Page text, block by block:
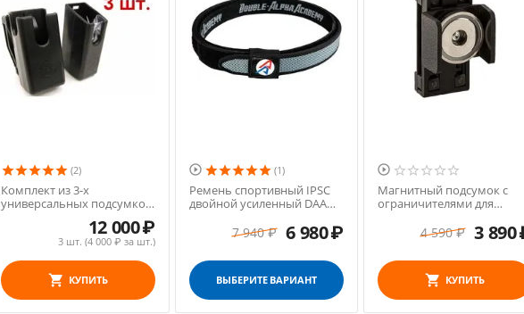
(2)
Комплект из 3-х
универсальных подсумков
12 000₽
3 шт. (4 000 ₽ за шт.)
КУПИТЬ
 (1)
Ремень спортивный IPSC
двойной усиленный DAA
7 940 ₽ 6 980₽
ВЫБЕРИТЕ ВАРИАНТ

Магнитный подсумок с
ограничителями для
Amadini Ghost
4 590 ₽ 3 890
КУПИТЬ